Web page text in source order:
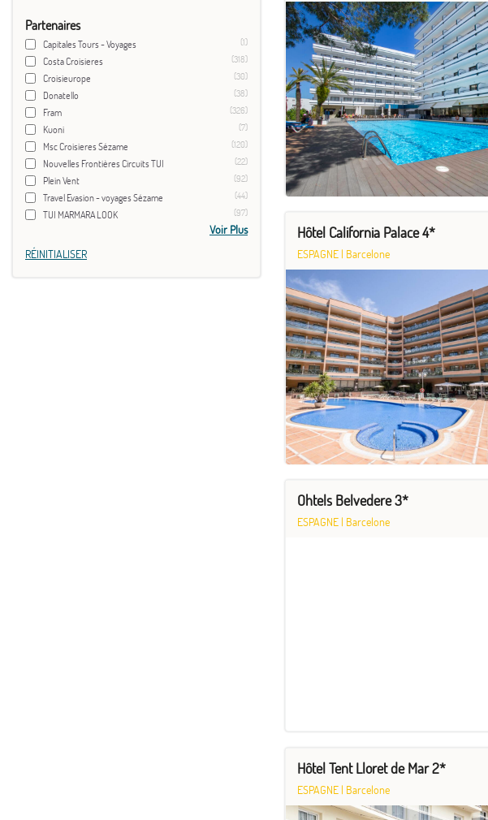
Partenaires
Capitales Tours - Voyages (1)
Costa Croisieres (318)
Croisieurope (30)
Donatello (38)
Fram (326)
Kuoni (7)
Msc Croisieres Sézame (120)
Nouvelles Frontières Circuits TUI (22)
Plein Vent (92)
Travel Evasion - voyages Sézame (44)
TUI MARMARA LOOK (97)
Voir Plus
RÉINITIALISER
Hôtel California Palace 4*
ESPAGNE | Barcelone
Ohtels Belvedere 3*
ESPAGNE | Barcelone
Hôtel Tent Lloret de Mar 2*
ESPAGNE | Barcelone